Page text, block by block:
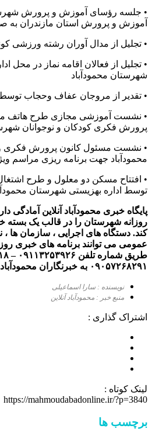
• جلسه رؤسای آموزش و پرورش
آموزش و پرورش استان مازندران به
• تجلیل از مدال آوران رشته ورزشی
• تجلیل از فعالان اقامه نماز در محل
شهرستان محمودآباد
• تقدیر از مروجان عفاف و‌حجاب
• نشست آموزشی مجازی طرح هاتف
پرورش فکری کودکان و نوجوانان
• نشست مسئول کانون پرورش فکری
محمودآباد جهت برنامه ریزی مراسم
• افتتاح مسکن دو معلول و طرح
توسط اداره بهزیستی شهرستان
پایگاه خبری محمودآباد آنلاین آمادگی
روزانه شهرستان را در قالب یک بسته
کند. دستگاه های اجرایی ، سازمان ها
عمومی می توانند برنامه های خبری
۰۹۰۵۷۲۶۸۲۹۱ به خبرنگاران محمودآباد آنلاین اطلاع دهند.
نویسنده : سارا اسماعیلی
منبع خبر : محمودآباد آنلاین
اشتراک گذاری :
لینک کوتاه :
https://mahmoudabadonline.ir/?p=3840
برچسب ها